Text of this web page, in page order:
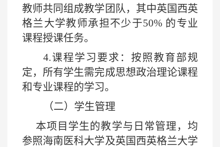
教师共同组成教学团队，其中英国西英
格兰大学教师承担不少于50% 的专业
课程授课任务。
4.课程学习要求：按照教育部规
定，所有学生需完成思想政治理论课程
和专业课程的学习。
（二）学生管理
本项目学生的教学与日常管理，均
参照海南医科大学及英国西英格兰大学